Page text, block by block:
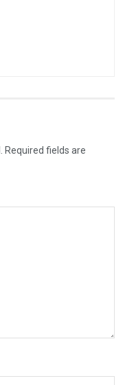
Required fields are